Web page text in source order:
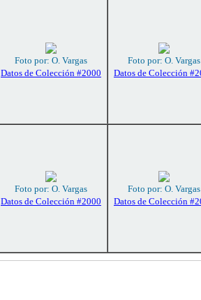
Foto por: O. Vargas
Datos de Colección #2000
Foto por: O. Vargas
Datos de Colección
Foto por: O. Vargas
Datos de Colección #2000
Foto por: O. Vargas
Datos de Colección